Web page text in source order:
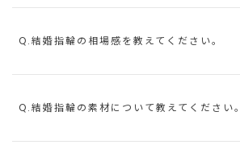
Q.結婚指輪の相場感を教えてください。
Q.結婚指輪の素材について教えてください。